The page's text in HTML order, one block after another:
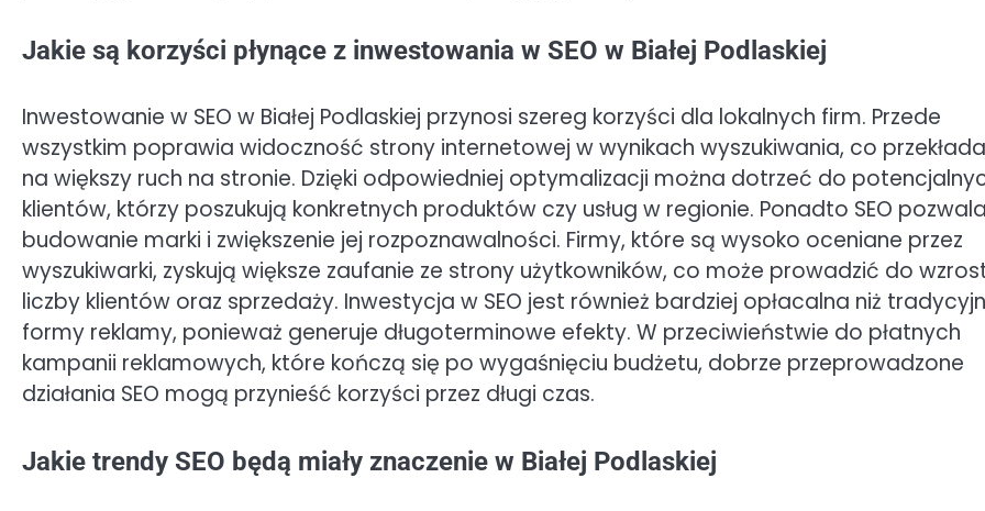
Jakie są korzyści płynące z inwestowania w SEO w Białej Podlaskiej
Inwestowanie w SEO w Białej Podlaskiej przynosi szereg korzyści dla lokalnych firm. Przede
wszystkim poprawia widoczność strony internetowej w wynikach wyszukiwania, co
na większy ruch na stronie. Dzięki odpowiedniej optymalizacji można dotrzeć do
klientów, którzy poszukują konkretnych produktów czy usług w regionie. Ponadto SEO
budowanie marki i zwiększenie jej rozpoznawalności. Firmy, które są wysoko oceniane przez
wyszukiwarki, zyskują większe zaufanie ze strony użytkowników, co może prowadzić do
liczby klientów oraz sprzedaży. Inwestycja w SEO jest również bardziej opłacalna niż
formy reklamy, ponieważ generuje długoterminowe efekty. W przeciwieństwie do płatnych
kampanii reklamowych, które kończą się po wygaśnięciu budżetu, dobrze przeprowadzone
działania SEO mogą przynieść korzyści przez długi czas.
Jakie trendy SEO będą miały znaczenie w Białej Podlaskiej